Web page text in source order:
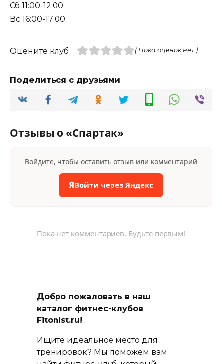
Сб 11:00-12:00
Вс 16:00-17:00
Оцените клуб ( Пока оценок нет )
Поделиться с друзьями
Отзывы о «Спартак»
Войдите, чтобы оставить отзыв или комментарий
ЯВойти через Яндекс
Пока нет комментариев. Будьте первым!
Добро пожаловать в наш
каталог фитнес-клубов
Fitonist.ru!
Ищите идеальное место для
тренировок? Мы поможем вам